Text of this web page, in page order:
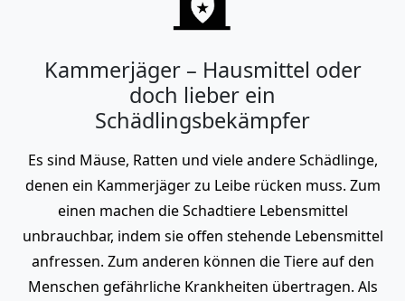
Kammerjäger – Hausmittel oder
doch lieber ein
Schädlingsbekämpfer
Es sind Mäuse, Ratten und viele andere Schädlinge,
denen ein Kammerjäger zu Leibe rücken muss. Zum
einen machen die Schadtiere Lebensmittel
unbrauchbar, indem sie offen stehende Lebensmittel
anfressen. Zum anderen können die Tiere auf den
Menschen gefährliche Krankheiten übertragen. Als